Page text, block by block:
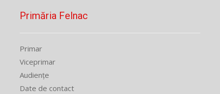
Primăria Felnac
Primar
Viceprimar
Audiențe
Date de contact